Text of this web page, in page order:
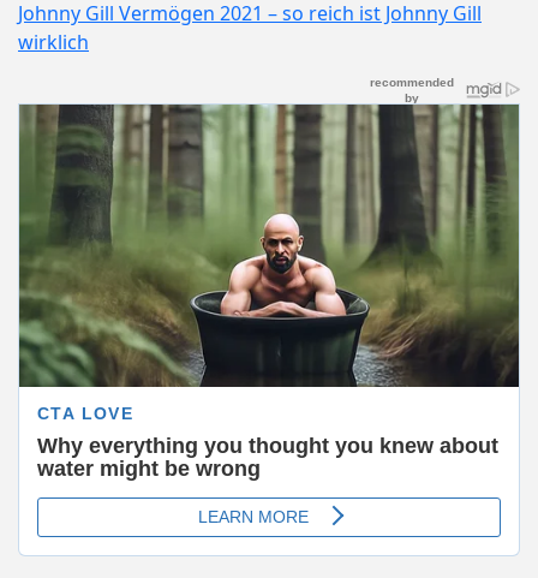
Johnny Gill Vermögen 2021 – so reich ist Johnny Gill
wirklich